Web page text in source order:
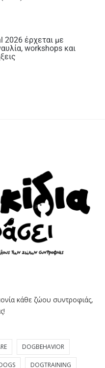
2026 έρχεται με
workshops και
κάθε ζώου συντροφιάς,
DOGBEHAVIOR
DOGTRAINING